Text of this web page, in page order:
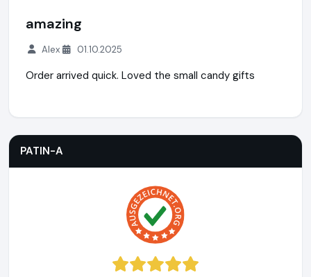
amazing
Alex 01.10.2025
Order arrived quick. Loved the small candy gifts
PATIN-A